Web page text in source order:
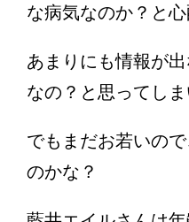
な病気なのか？と心
あまりにも情報が
なの？と思ってしま
でもまだお若いの
のかな？